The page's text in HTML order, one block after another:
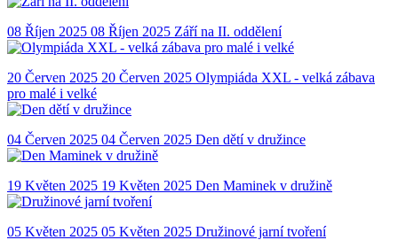
08 Říjen 2025 08 Říjen 2025 Září na II. oddělení
20 Červen 2025 20 Červen 2025 Olympiáda XXL - velká zábava
pro malé i velké
04 Červen 2025 04 Červen 2025 Den dětí v družince
19 Květen 2025 19 Květen 2025 Den Maminek v družině
05 Květen 2025 05 Květen 2025 Družinové jarní tvoření